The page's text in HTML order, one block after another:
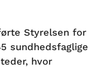
Styrelsen for
sundhedsfaglige
hvor